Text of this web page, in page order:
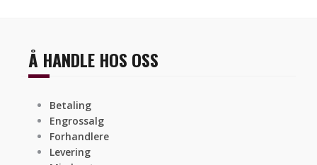
Å HANDLE HOS OSS
Betaling
Engrossalg
Forhandlere
Levering